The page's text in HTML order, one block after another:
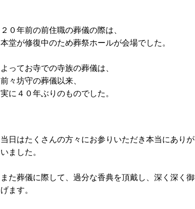
２０年前の前住職の葬儀の際は、
本堂が修復中のため葬祭ホールが会場でした。
よってお寺での寺族の葬儀は、
前々坊守の葬儀以来、
実に４０年ぶりのものでした。
当日はたくさんの方々にお参りいただき本当にあり
いました。
また葬儀に際して、過分な香典を頂戴し、深く深く
げます。